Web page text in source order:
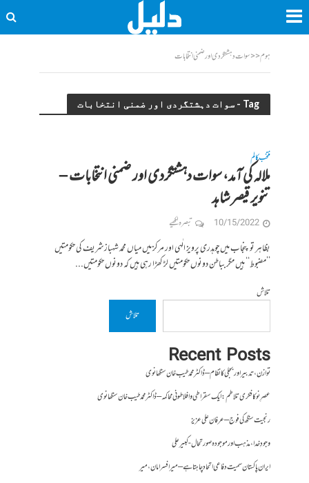
ہوم<<سوات دہشتگردی اور ضمنی انتخابات
Tag - سوات دہشتگردی اور ضمنی انتخابات
منتخب کالم
ملالہ کی آمد، سوات دہشتگردی اور ضمنی انتخابات –
تنویر قیصر شاہد
10/15/2022 تبصرہ لکھیے
بظاہر تو پنجاب میں چوہدری پرویز الٰہی اور مرکز میں میاں محمد شہباز شریف کی حکومتیں
’’مضبوط‘‘ ہیں مگر بباطن دونوں حکومتیں لڑ کھڑا رہی ہیں کہ دونوں حکومتیں...
تلاش
تلاش
Recent Posts
توازن، تدبیر اور بجلی کا نظام – ڈاکٹر محمد طیب خان سنگھانوی
عصرِ نو کا فکری تلاطم: ایک سقراطی و افلاطونی محاکمہ – ڈاکٹر محمد طیب خان سنگھانوی
رنجیت سنگھ کی فوج – عرفان علی عزیز
وجودِ خدا، مذہب اور موجودہ صورتحال- کبیر علی
ایران پاکستان سمیت دفاعی اتحاد چاہتا ہے – میر افسر امان،میر